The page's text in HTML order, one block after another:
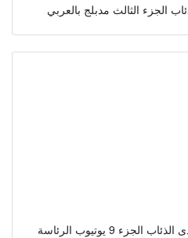
الجزء الثالث مدبلج بالعربي